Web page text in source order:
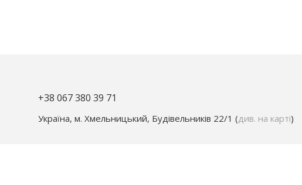
+38 067 380 39 71
Україна, м. Хмельницький, Будівельників 22/1 (див. на карті)